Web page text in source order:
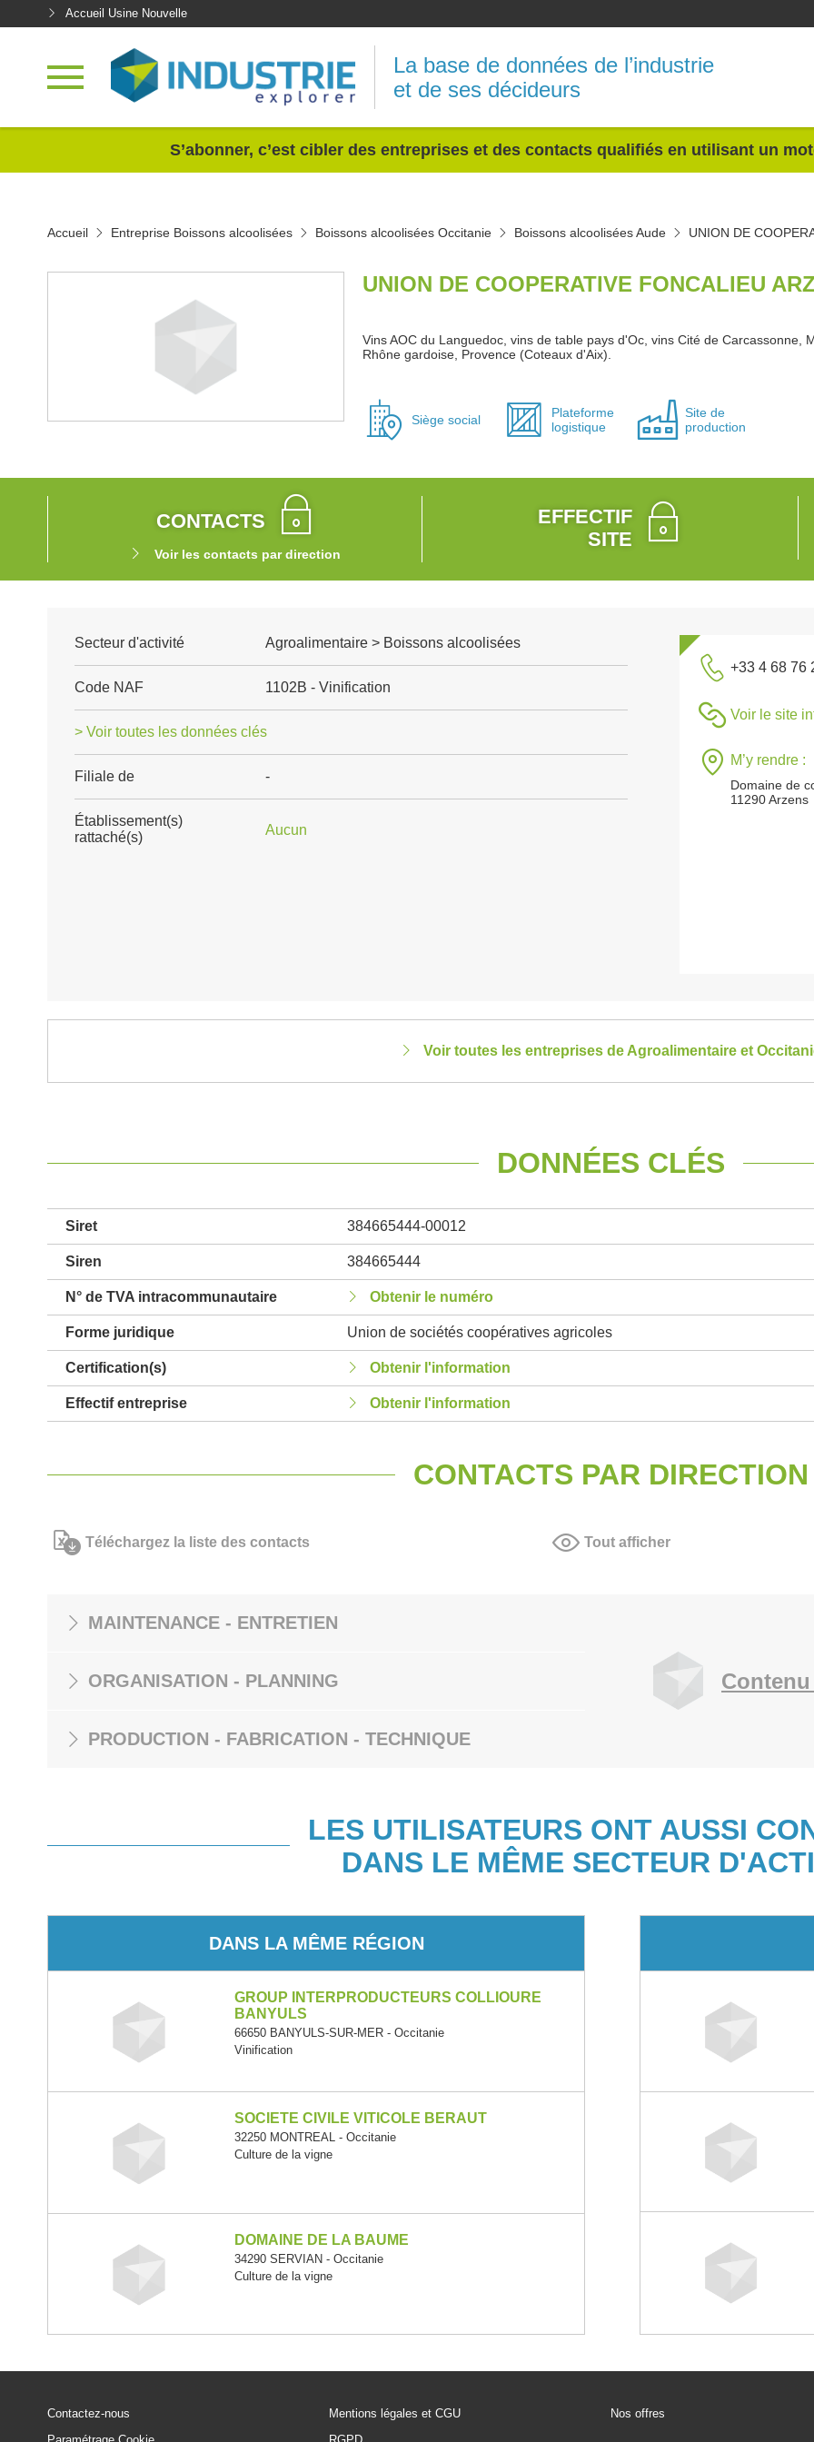
Accueil Usine Nouvelle
La base de données de l’industrie
et de ses décideurs
S’abonner, c’est cibler des entreprises et des contacts qualifiés en utilisant un
Accueil Entreprise Boissons alcoolisées Boissons alcoolisées Occitanie Boissons alcoolisées Aude UNION DE
UNION DE COOPERATIVE FONCALIEU
Vins AOC du Languedoc, vins de table pays d'Oc, vins Cité de Carcassonne,
Rhône gardoise, Provence (Coteaux d'Aix).
Siège social
Plateforme
logistique
Site de
production
CONTACTS
Voir les contacts par direction
EFFECTIF
SITE
Secteur d'activité Agroalimentaire > Boissons alcoolisées
Code NAF 1102B - Vinification
> Voir toutes les données clés
Filiale de -
Établissement(s)
rattaché(s)
Aucun
+33 4 68 76
Voir le site
M’y rendre :
Domaine de
11290 Arzens
Voir toutes les entreprises de Agroalimentaire et
DONNÉES CLÉS
Siret 384665444-00012
Siren 384665444
N° de TVA intracommunautaire Obtenir le numéro
Forme juridique Union de sociétés coopératives agricoles
Certification(s) Obtenir l'information
Effectif entreprise Obtenir l'information
CONTACTS PAR DIRECTION
Téléchargez la liste des contacts Tout afficher
MAINTENANCE - ENTRETIEN
ORGANISATION - PLANNING
PRODUCTION - FABRICATION - TECHNIQUE
LES UTILISATEURS ONT AUSSI
DANS LE MÊME SECTEUR
DANS LA MÊME RÉGION
GROUP INTERPRODUCTEURS COLLIOURE
BANYULS
66650 BANYULS-SUR-MER - Occitanie
Vinification
SOCIETE CIVILE VITICOLE BERAUT
32250 MONTREAL - Occitanie
Culture de la vigne
DOMAINE DE LA BAUME
34290 SERVIAN - Occitanie
Culture de la vigne
Contactez-nous
Mentions légales et CGU
Nos offres